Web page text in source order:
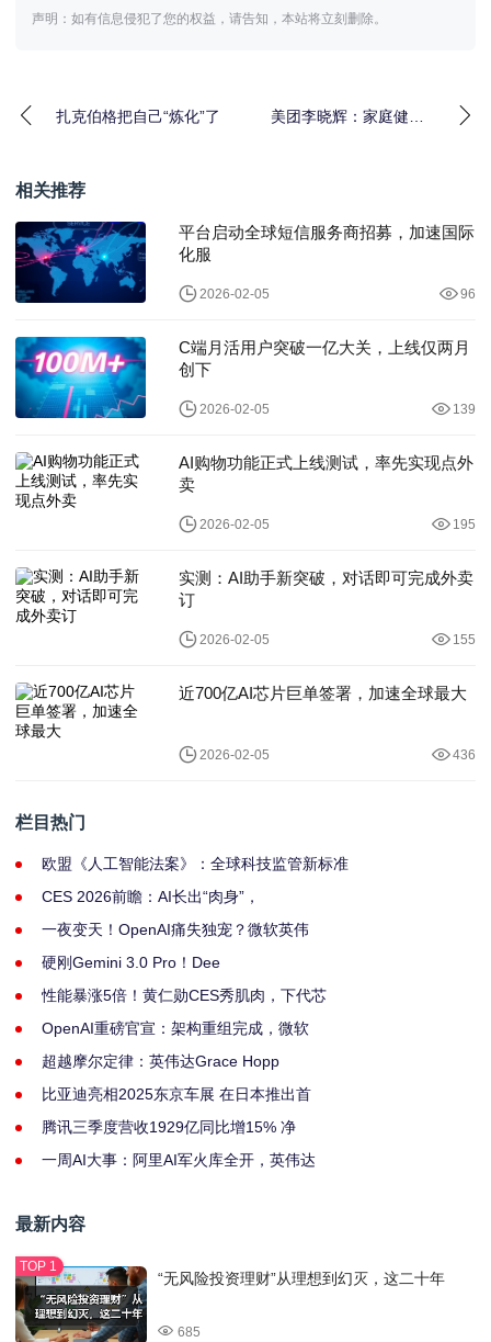
声明：如有信息侵犯了您的权益，请告知，本站将立刻删除。
扎克伯格把自己“炼化”了
美团李晓辉：家庭健康
相关推荐
平台启动全球短信服务商招募，加速国际
化服
2026-02-05 96
C端月活用户突破一亿大关，上线仅两月
创下
2026-02-05 139
AI购物功能正式上线测试，率先实现点外
卖
2026-02-05 195
实测：AI助手新突破，对话即可完成外卖
订
2026-02-05 155
近700亿AI芯片巨单签署，加速全球最大
2026-02-05 436
栏目热门
欧盟《人工智能法案》：全球科技监管新标准
CES 2026前瞻：AI长出“肉身”，
一夜变天！OpenAI痛失独宠？微软英伟
硬刚Gemini 3.0 Pro！Dee
性能暴涨5倍！黄仁勋CES秀肌肉，下代芯
OpenAI重磅官宣：架构重组完成，微软
超越摩尔定律：英伟达Grace Hopp
比亚迪亮相2025东京车展 在日本推出首
腾讯三季度营收1929亿同比增15% 净
一周AI大事：阿里AI军火库全开，英伟达
最新内容
“无风险投资理财”从理想到幻灭，这二十年
685